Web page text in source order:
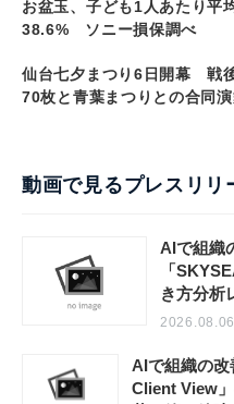
お盆玉、子ども1人あたり
38.6% ソニー損保調べ
仙台七夕まつり6日開幕 戦
70枚と青葉まつりとの合同
動画で見るプレスリリ
AIで組織
「
き方分析
AIで組織の
Client View